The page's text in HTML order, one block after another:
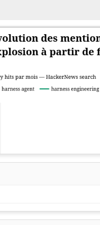
label: "with-
config:
provider_id:
apiKey:
"
working_dir:
./
model:
- "Translate the